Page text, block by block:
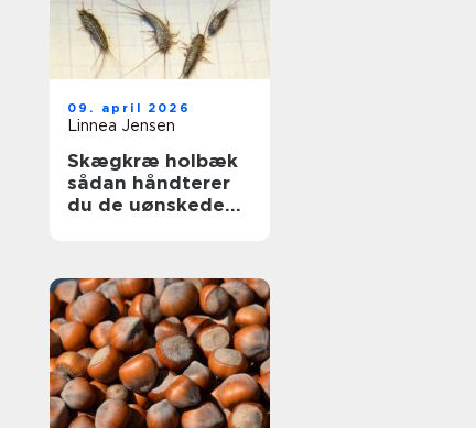
09. april 2026
Linnea Jensen
Skægkræ holbæk
sådan håndterer
du de uønskede